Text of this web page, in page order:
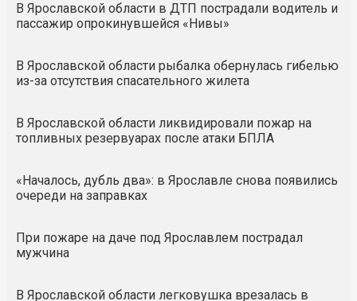
В Ярославской области в ДТП пострадали водитель и
пассажир опрокинувшейся «Нивы»
В Ярославской области рыбалка обернулась гибелью
из-за отсутствия спасательного жилета
В Ярославской области ликвидировали пожар на
топливных резервуарах после атаки БПЛА
«Началось, дубль два»: в Ярославле снова появились
очереди на заправках
При пожаре на даче под Ярославлем пострадал
мужчина
В Ярославской области легковушка врезалась в